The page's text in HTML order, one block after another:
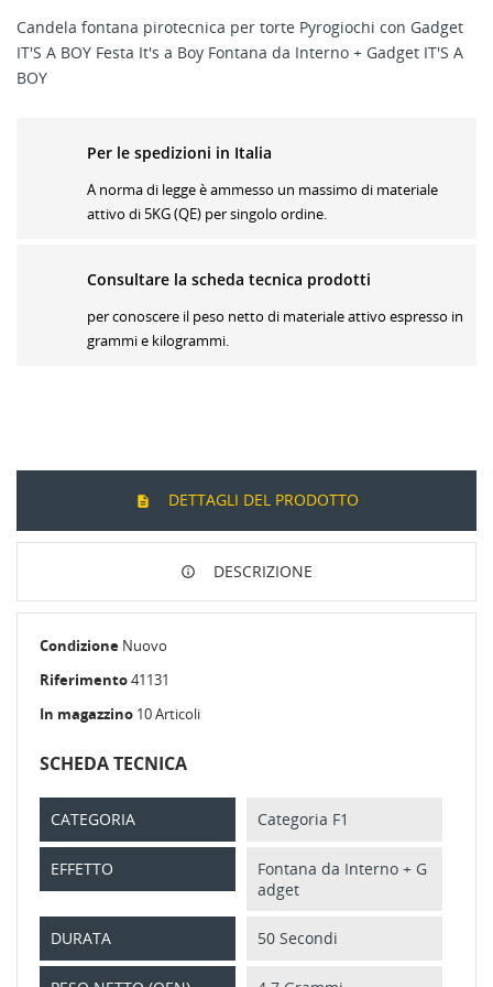
ALLA LISTA DEI DESIDERI
CREA LISTA DEI DESIDERI
Nome lista dei desideri
ACCEDI
Devi avere effettuato l'accesso per salvare dei prodotti
nella tua lista dei desideri.
Candela fontana pirotecnica per torte Pyrogiochi con Gadget
IT'S A BOY Festa It's a Boy Fontana da Interno + Gadget IT'S A
BOY
Per le spedizioni in Italia
A norma di legge è ammesso un massimo di materiale
attivo di 5KG (QE) per singolo ordine.
Consultare la scheda tecnica prodotti
per conoscere il peso netto di materiale attivo espresso in
grammi e kilogrammi.
DETTAGLI DEL PRODOTTO
DESCRIZIONE
Condizione Nuovo
Riferimento41131
In magazzino 10 Articoli
SCHEDA TECNICA
CATEGORIA Categoria F1
EFFETTO
Fontana da Interno + G
adget
DURATA 50 Secondi